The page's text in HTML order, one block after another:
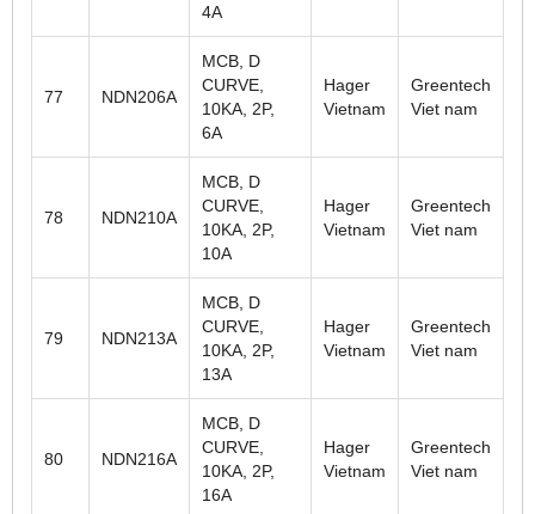
4A
77 NDN206A
MCB, D
CURVE,
10KA, 2P,
6A
Hager
Vietnam
Greentech
Viet nam
78 NDN210A
MCB, D
CURVE,
10KA, 2P,
10A
Hager
Vietnam
Greentech
Viet nam
79 NDN213A
MCB, D
CURVE,
10KA, 2P,
13A
Hager
Vietnam
Greentech
Viet nam
80 NDN216A
MCB, D
CURVE,
10KA, 2P,
16A
Hager
Vietnam
Greentech
Viet nam